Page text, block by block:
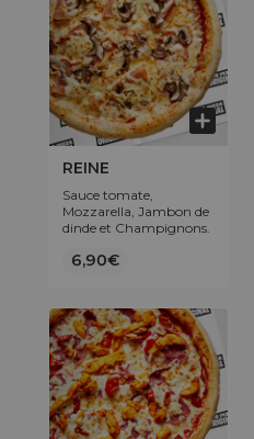
REINE
Sauce tomate,
Mozzarella, Jambon de
dinde et Champignons.
6,90€